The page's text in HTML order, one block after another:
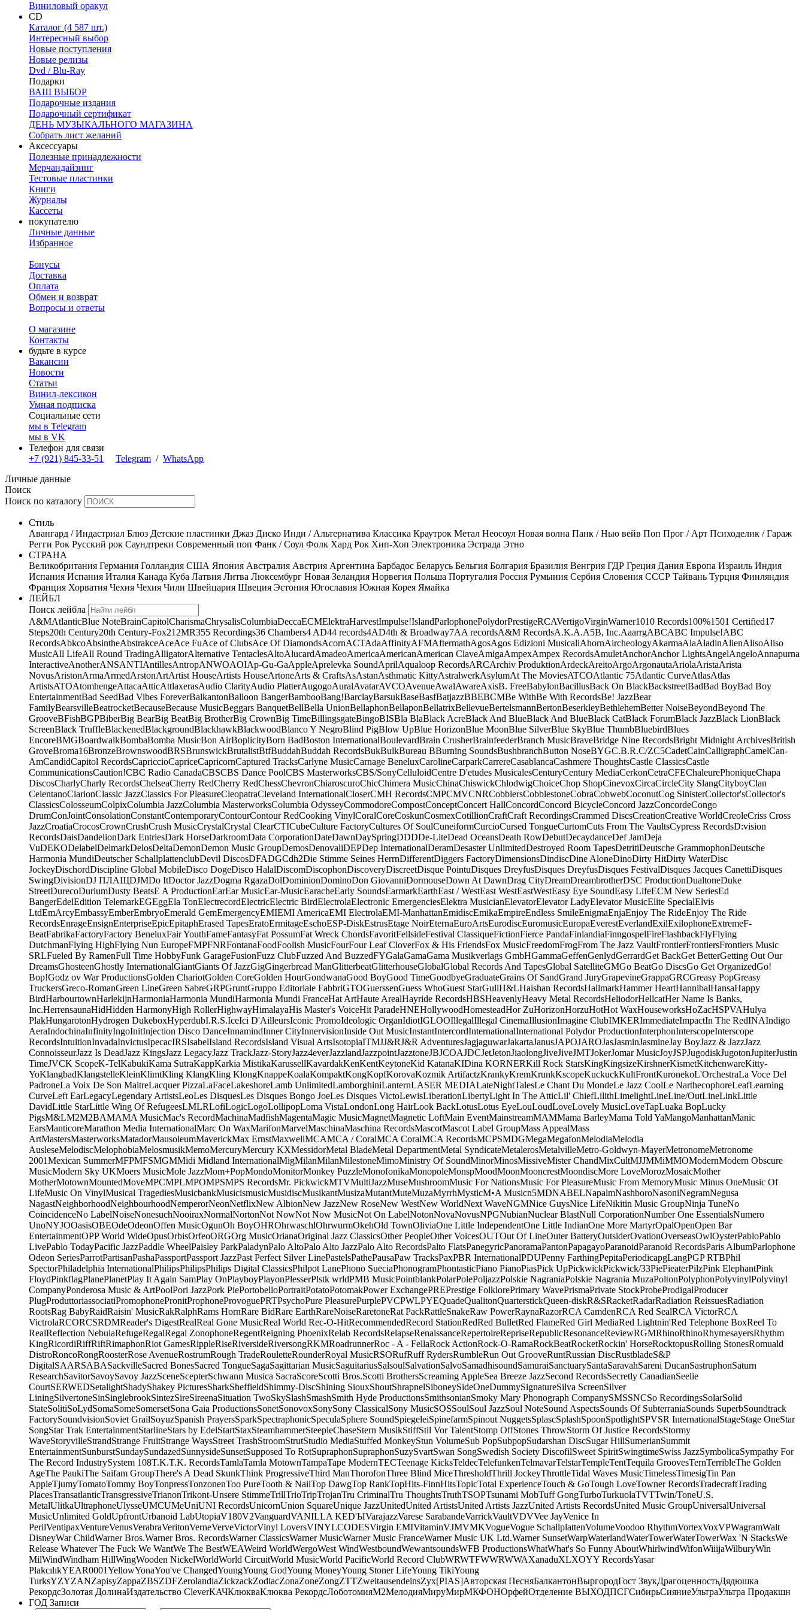
Виниловый оракул
CD
Каталог (4 587 шт.)
Интересный выбор
Новые поступления
Новые релизы
Dvd / Blu-Ray
Подарки
ВАШ ВЫБОР
Подарочные издания
Подарочный сертификат
ДЕНЬ МУЗЫКАЛЬНОГО МАГАЗИНА
Собрать лист желаний
Аксессуары
Полезные принадлежности
Мерчандайзинг
Тестовые пластинки
Книги
Журналы
Кассеты
покупателю
Личные данные
Избранное
Бонусы
Доставка
Оплата
Обмен и возврат
Вопросы и ответы
О магазине
Контакты
будьте в курсе
Вакансии
Новости
Статьи
Винил-лексикон
Умная подписка
Социальные сети
мы в Telegram
мы в VK
Телефон для связи
+7 (921) 845-33-51
Telegram / WhatsApp
Личные данные
Поиск
Поиск по каталогу
Стиль
Авангард / Индастриал Блюз Детские пластинки Джаз Диско Инди / Альтернатива Классика Краутрок Метал Неосоул Новая волна Панк / Нью вейв Поп Прог / Арт Психоделик / Гараж
Регги Рок Русский рок Саундтреки Современный поп Фанк / Соул Фолк Хард Рок Хип-Хоп Электроника Эстрада Этно
СТРАНА
Великобритания Германия Голландия США Япония Австралия Австрия Аргентина Барбадос Беларусь Бельгия Болгария Бразилия Венгрия ГДР Греция Дания Европа Израиль Индия
Испания Испания Италия Канада Куба Латвия Литва Люксембург Новая Зеландия Норвегия Польша Португалия Россия Румыния Сербия Словения СССР Тайвань Турция Финляндия
Франция Хорватия Чехия Чехия Чили Швейцария Швеция Эстония Югославия Южная Корея Ямайка
ЛЕЙБЛ
Поиск лейбла
A&MAtlanticBlue NoteBrainCapitolCharismaChrysalisColumbiaDeccaECMElektraHarvestImpulse!IslandParlophonePolydorPrestigeRCAVertigoVirginWarner1010 Records100%1501 Certified17
Steps20th Century20th Century-Fox21 2MR355 Recordings36 Chambers4 AD44 records4AD4th & Broadway7AA recordsA&M RecordsA.K.A.A5B, Inc.AaarrgABCABC Impulse!ABC
RecordsAbkcoAbsintheAbstrakceAceAce FuAce of ClubsAce Of DiamondsAcornACTAdaAffinityAFMAftermathAgosAgos Edizioni MusicaliAhornAircheologyAkarmaAlaAladinAlienAlisoAliso
MusicAll LifeAll Round TradingAlligatorAlternative TentaclesAltoAlucardAmadeoAmericaAmericanAmerican ClaveAmigaAmpexAmpex RecordsAmuletAnchorAnchor LightsAngelAngeloAnnapurna
InteractiveAnotherANSANTIAntillesAntropANWOAOIAp-Gu-GaAppleAprelevka SoundAprilAqualoop RecordsARCArchiv ProduktionArdeckAreitoArgoArgonautaAriolaAristaArista
NovusAristonArmaArmedArstonArtArtist HouseArtists HouseArtoneArts & CraftsAsAstanAsthmatic KittyAstralwerkAsylumAt The MoviesATCOAtlantic 75Atlantic CurveAtlasAtlas
ArtistsATOAtomhengeAttacaAtticAttlaxerasAudio ClarityAudio PlatterAugogoAuralAvatarAVCOAvenueAwalAwareAxisB. FreeBabylonBacillusBack On BlackBackstreetBadBad BoyBad Boy
EntertainmentBad SeedBad Vibes ForeverBalkantonBalloon BangerBambooBang!BarclayBarsukBaseBasfBatjazzBBEBCMBe WithBe With RecordsBe! JazzBear
FamilyBearsvilleBeatrocketBecauseBecause MusicBeggars BanquetBellBella UnionBellaphonBellaponBellatrixBellevueBertelsmannBertonBeserkleyBethlehemBetter NoiseBeyondBeyond The
GrooveBFishBGPBiberBig BearBig BeatBig BrotherBig CrownBig TimeBillingsgateBingoBISBla BlaBlack AcreBlack And BlueBlack And BlueBlack CatBlack ForumBlack JazzBlack LionBlack
ScreenBlack TruffleBlackenedBlackgroundBlackhawkBlackwoodBlanco Y NegroBlind PigBlow UpBlue HorizonBlue MoonBlue SilverBlue SkyBlue ThumbBluebirdBlues
EncoreBMGBoardwalkBombaBomba MusicBon AirBoplicityBorn BadBoston InternationalBoulevardBrain CrusherBrainfeederBranch MusicBraveBridge Nine RecordsBright Midnight ArchivesBritish
GroveBroma16BronzeBrownswoodBRSBrunswickBrutalistBtfBuddahBuddah RecordsBukBulkBureau BBurning SoundsBushbranchButton NoseBYGC.B.R.C/ZC5CadetCainCalligraphCamelCan-
AmCandidCapitol RecordsCapriccioCapriceCapricornCaptured TracksCarlyne MusicCarnage BeneluxCarolineCarparkCarrereCasablancaCashmere ThoughtsCastle ClassicsCastle
CommunicationsCaution!CBC Radio CanadaCBSCBS Dance PoolCBS MasterworksCBS/SonyCelluloidCentre D'etudes MusicalesCenturyCentury MediaCerkonCetraCFEChaleurePhoniqueChapa
DiscosCharlyCharly RecordsChelseaCherry RedCherry RedChessChevronChiaroscuroChicChimera MusicChinaChiswickChlodwigChoiceChop ShopCinevoxCircaCircleCity SlangCityboyClan
CelentanoClarionClassic JazzClassics For PleasureCleopatraCleveland InternationalCloserCMH RecordsCMPCMVCNRCobblersCobblestoneCobraCobwebCoconutCog SinisterCollector'sCollector's
ClassicsColosseumColpixColumbia JazzColumbia MasterworksColumbia OdysseyCommodoreCompostConceptConcert HallConcordConcord BicycleConcord JazzConcordeCongo
DrumConJointConsolationConstantContemporaryContourContour RedCooking VinylCoralCoreCoskunCosmexCotillionCraftCraft RecordingsCrammed DiscsCreationCreative WorldCreoleCriss Cross
JazzCroatiaCrocosCrownCrushCrush MusicCrystalCrystal ClearCTICubeCulture FactoryCultures Of SoulCuneiformCurcioCursed TongueCurtomCuts From The VaultsCypress RecordsD:vision
RecordsDaisDandelionDark EntriesDark HorseDarkroomData CorporationDateDawnDaySpringDDDDe-LiteDead OceansDeath RowDebutDecaydanceDef JamDeja
VuDEKODelabelDelmarkDelosDeltaDemonDemon Music GroupDemosDenovaliDEPDep InternationalDeramDesaster UnlimitedDestroyed Room TapesDetritiDeutsche GrammophonDeutsche
Harmonia MundiDeutscher SchallplattenclubDevil DiscosDFADGCdh2Die Stimme Seines HerrnDifferentDiggers FactoryDimensionsDindiscDine AloneDinoDirty HitDirty WaterDisc
JockeyDischordDiscipline Global MobileDisco DogeDisco HalalDiscomDiscophonDiscoveryDiscreetDisque PointuDisques DreyfusDisques DreyfusDisques FestivalDisques Jacques CanettiDisques
SwingDivisionDJ ПЛАЩDJMDo ItDoctor JazzDogma RgazaDolDominionDominoDon GiovanniDormouseDown At DawnDrag CityDreamDreambrotherDSC ProductionDualtoneDuke
StreetDurecoDuriumDusty BeatsE A ProductionEarEar MusicEar-MusicEaracheEarly SoundsEarmarkEarthEast / WestEast WestEastWestEasy Eye SoundEasy LifeECM New SeriesEd
BangerEdelEdition TelemarkEGEggEla TonElectrecordElectricElectric BirdElectrolaElectronic EmergenciesElektra MusicianElevatorElevator LadyElevator MusicElite SpecialElvis
LtdEmArcyEmbassyEmberEmbryoEmerald GemEmergencyEMIEMI AmericaEMI ElectrolaEMI-ManhattanEmidiscEmikaEmpireEndless SmileEnigmaEnjaEnjoy The RideEnjoy The Ride
RecordsEnrageEnsignEnterpriseEpicEpitaphErased TapesEratoErmitageEschoESP-DiskEstrusEtage NoirEternaEuroArtsEurodiscEuromusicEuropaEverestEverlandExilExilophoneExtremeF-
BeatFabrikaFactoryFactory BeneluxFair YouthFameFantasyFat PossumFat Wreck ChordsFavoritFellsideFestival ClassiqueFictionFierce PandaFinlandiaFinngospelFireFlashbackFlyFlying
DutchmanFlying HighFlying Nun EuropeFMPFNRFontanaFoodFoolish MusicFourFour Leaf CloverFox & His FriendsFox MusicFreedomFrogFrom The Jazz VaultFrontierFrontiersFrontiers Music
SRLFueled By RamenFull Time HobbyFunk GarageFusionFuzz ClubFuzzed And BuzzedFYGalaGamaGama Musikverlags GmbHGammaGeffenGenlydGerrardGet BackGet BetterGetting Out Our
DreamsGhosteenGhostly InternationalGiantGiants Of JazzGigGingerbread ManGlitterbeatGlitterhouseGlobalGlobal Records And TapesGlobal SatelliteGMGo BeatGo DiscsGo Get OrganizedGo!
Bop!Godz ov War ProductionsGolden ChariotGolden CoreGolden HourGondwanaGood BoyGood TimeGoodbyeGraduateGrains Of SandGrand JuryGrapevineGrappaGRCGreasy PopGreasy
TruckersGreco-RomanGreen LineGreen SabreGRPGruntGruppo Editoriale FabbriGTOGuerssenGuess WhoGuest StarGullH&LHaishan RecordsHallmarkHammer HeartHannibalHansaHappy
BirdHarbourtownHarlekijnHarmoniaHarmonia MundiHarmonia Mundi FranceHat ArtHaute ArealHayride RecordsHBSHeavenlyHeavy Metal RecordsHeliodorHellcatHer Name Is Banks,
Inc.HerrensaunaHidHidden HarmonyHigh RollerHighwayHimalayaHis Master's VoiceHit ParadeHNEHollywoodHomesteadHor ZuHorizonHorzuHotHot WaxHouseworksHoZacHSPVAHulya
PlakHungarotonHydrogen DukeboxHyperdubI.R.S.IceIci D'AilleursIconic PromoIdeologic OrganIdiotIGLOOIllegalIllegal CinemaIllusionImagine ClubIMKERImmediateImpactIn The RedINAIndigo
AeraIndochinaInfinityIngoInitInjection Disco DanceInnamindInner CityInnervisionInside Out MusicInstantIntercordInternationalInternational Polydor ProductionInterphonInterscopeInterscope
RecordsIntuitionInvadaInvictusIpecacIRSIsabelIsland RecordsIsland Visual ArtsIsotopiaITMJJ&RJ&R AdventuresJagjaguwarJakartaJanusJAPOJAROJasJasminJasmineJay BoyJazz & JazzJazz
ConnoisseurJazz Is DeadJazz KingsJazz LegacyJazz TrackJazz-StoryJazz4everJazzlandJazzpointJazztoneJBJCOAJDCJetJetonJiaolongJiveJiveJMTJokerJomar MusicJoyJSPJugodiskJugotonJupiterJustin
TimeJVCK ScopeK-TelKabukiKama SutraKappKarkia MistikaKarussellKavardakKenKentKeytoneKid KatanaKIDina KORNERKill Rock StarsKingKingsizeKirshnerKismetKitchenwareKitty-
YoKlangbadKlangstelleKleinKlimtKling KlangKling KlongKnappeKoalaKompaktKongKopfKorovaKozmik ArtifactzKrankyKremKrunkKscopeKuckuckKultFrontKuronekoL'OrchestraLa Voce Del
PadroneLa Voix De Son MaitreLacquer PizzaLaFaceLakeshoreLamb UnlimitedLamborghiniLanternLASER MEDIALateNightTalesLe Chant Du MondeLe Jazz CoolLe NarthecophoreLeafLearning
CurveLeft EarLegacyLegendary ArtistsLeoLes DisquesLes Disques Bongo JoeLes Disques VictoLewisLiberationLibertyLight In The AtticLil' ChiefLilithLimelightLineLine/OutLineLinkLittle
DavidLittle StarLittle Wing Of RefugeesLMLRLofiLogicLogoLollipopLoma VistaLondonLong HairLook BackLotusLotus EyeLouLoudLoveLovely MusicLoveTapLuaka BopLucky
PigsM&LM2M2BAMAMA MusicMac's RecordMachinaMadfishMagentaMagic MusicMagnetMagnetic LoftMain EventMainstreamMAMMama BarleyMama Told YaMangoManhattanManic
EarsManticoreMarathon Media InternationalMarc On WaxMarifonMarvelMaschinaMaschina RecordsMascotMascot Label GroupMass AppealMass
ArtMastersMasterworksMatadorMausoleumMaverickMax ErnstMaxwellMCAMCA / CoralMCA CoralMCA RecordsMCPSMDGMegaMegafonMelodiaMelodia
AusleseMelodiscMelophobiaMelosmusikMemoMercuryMercury KXMessidorMetal BladeMetal DepartmentMetal SyndicateMetalerosMetalvilleMetro-Goldwyn-MayerMetronomeMetronome
2001Mexican SummerMFPMFSMGMMidi Midland InternationalMigMilanMilanMilestoneMimoMinistry Of SoundMinorMinosMissiveMister ChandMixCultMJJMMiMMOModernModern Obscure
MusicModern Sky UKMoers MusicMole JazzMom+PopMondoMonitorMonkey PuzzleMonofonikaMonopoleMonspMoodMoonMooncrestMoondiscMore LoveMorozMosaicMother
MotherMotownMountedMoveMPCMPLMPOMPSMPS RecordsMr. PickwickMTVMultiJazzMuseMushroomMusic For NationsMusic For PleasureMusic From MemoryMusic Minus OneMusic Of
LifeMusic On VinylMusical TragediesMusicbankMusicismusicMusidiscMusikantMusizaMutantMuteMuzaMyrrhMysticM•A Musicn5MDNABELNapalmNashboroNasoniNegramNegusa
NagastNeighborhoodNeighbourhoodNemperorNeonNetflixNew AlbionNew JazzNew RoseNew WestNew WorldNext WaveNGMNice GuysNice LifeNikitin Music GroupNinja TuneNo
CoincidenceNo LabelNoiseNonesuchNooiraxNormalNortonNot NowNot Now MusicNot On LabelNotonNovaNovusNPGNubianNuclear BlastNull CorporationNumber One EssentialsNumero
UnoNYJOOasisOBEOdeOdeonOffen MusicOgunOh BoyOHROhrwaschlOhrwurmOkehOld TownOliviaOne Little IndependentOne Little IndianOne More MartyrOpalOpenOpen Bar
EntertainmentOPP World WideOpusOrbisOrfeoORGOrg MusicOrianaOriginal Jazz ClassicsOther PeopleOther VoicesOUTOut Of LineOuter BatteryOutsiderOvationOverseasOwlOysterPabloPablo
LivePablo TodayPacific JazzPaddle WheelPaisley ParkPaladynPalo AltoPalo Alto JazzPalo Alto RecordsPalto FlatsPanegyricPanoramaPantonPapagayoParanoidParanoid RecordsParis AlbumParlophone
Odeon SeriesParrotPartisanPashaPassportPassport JazzPast Perfect Silver LinePastelsPathePausaPaw TracksPaxPBR InternationalPDUPenny FarthingPepitaPeriodicapgLangPGP RTBPhil
SpectorPhiladelphia InternationalPhilipsPhilipsPhilips Digital ClassicsPhilpot LanePhono SueciaPhonogramPhontasticPiano PianoPiasPick UpPickwickPickwick/33PiePieaterPilzPink ElephantPink
FloydPinkflagPlanePlanetPlay It Again SamPlay OnPlayboyPlayonPlesserPlstk wrldPMB MusicPointblankPolarPolePoljazzPolskie NagraniaPolskie Nagrania MuzaPoltonPolyphonPolyvinylPolyvinyl
CompanyPonderosa Music & ArtPoolPori JazzPork PiePortobelloPortraitPotatoPotomakPower ExchangePREPrestige FolklorePrimary WavePrismaPrivate StockProbeProdigalProducer
PlugProduttoriassociatiPromophonePronitProphoneProvoguePRTPsychoPure PleasurePurplePVCPWLPYEQuadeQualitonQuarterstickQueen-diskR&SRacketRadarRadiation ReissuesRadiation
RootsRag BabyRaidRaisin' MusicRakRalphRams HornRare BidRare EarthRareNoiseRaretoneRat PackRattleSnakeRaw PowerRaynaRazorRCA CamdenRCA Red SealRCA VictorRCA
VictrolaRCORCSRDMReader's DigestRealReal Gone MusicReal World Rec-O-HitRecommendedRecord StationRedRed BulletRed FlameRed Girl MediaRed Lightnin'Red Telephone BoxReel To
RealReflection NebulaRefugeRegalRegal ZonophoneRegentReigning PhoenixRelab RecordsRelapseRenaissanceRepertoireRepriseRepublicResonanceReviewRGMRhinoRhinoRhymesayersRhythm
KingRicordiRiffRiftRimaphonRiot GamesRippleRiseRiversideRiversongRKMRoadrunnerRoc - A - FellaRock ActionRock-O-RamaRockBeatRocketRockin' HorseRocktopusRolling StonesRomuald
DistroRoncoRongRoosterRose AvenueRostrumRough TradeRouletteRounderRoyal MusicRSORufRuff RydersRumbleRun Out GrooveRuntRussian DiscRustbladeS&P
DigitalSAARSABASackvilleSacred BonesSacred TongueSagaSagittarian MusicSaguitariusSalsoulSalvationSalvoSamadhisoundSamuraiSanctuarySantaSaravahSareni DucanSastruphonSaturn
ResearchSavitorSavoySavoy JazzSceneScepterSchwann Musica SacraScoreScotti Bros.Scotti BrothersScreaming AppleSea Breeze JazzSecond RecordsSecretly CanadianSeelie
CourtSERWEDSetalightShadyShakey PicturesSharkSheffieldShimmy-DiscShining SiouxShoutShrapnelSiboneySideOneDummySignatureSilva ScreenSilver
LiningSilvertoneSinSinglebrookSintezSireSireenaSituation TwoSkySlashSmashSmith Hyde ProductionsSmithsonianSmoky Mary Phonograph CompanySMSSNCSo RecordingsSolarSolid
StateSolitiSoLydSomaSomeSomersetSona Gaia ProductionsSonetSonovoxSonySony ClassicalSony MusicSOSSoulSoul JazzSoul NoteSound AspectsSounds Of SubterraniaSounds SuperbSoundtrack
FactorySoundvisionSoviet GrailSoyuzSpanish PrayersSparkSpectraphonicSpeculaSphere SoundSpiegeleiSpinefarmSpinout NuggetsSplascSplashSpoonSpotlightSPVSR InternationalStageStage OneStar
SongStar Trak EntertainmentStarlineStars by EdelStartStaxSteamhammerSteepleChaseStern MusikStiffStil Vor TalentStomp OffStones ThrowStorm Of Justice RecordsStormy
WaveStoryvilleStrandStrange FruitStrange WaysStreet TrashStroomStrutStudio MediaStuffed MonkeyStun VolumeSub PopSubpopSudarshan DiscSugar HillSumerianSummit
EntertainmentSunburstSundaySundazedSunnysideSunsetSupposed To RotSupraphonSupraphonSuzySvartSwan SongSwedish Society DiscofilSweet SpiritSwingtimeSwiss JazzSymbolicaSympathy For
The Record IndustrySystem 108T.K.T.K. RecordsTamlaTamla MotownTampaTape ModernTECTeenage KicksTeldecTelefunkenTelmavarTelstarTempleTentTequila GroovesTernTerribleThe Golden
AgeThe PaukiThe Saifam GroupThere's A Dead SkunkThink ProgressiveThird ManThorofonThree Blind MiceThresholdThrill JockeyThrottleTidal Waves MusicTimelessTimesigTin Pan
AppleTjumyTomatoTommy BoyTonpressTonzonenToo PureTooth & NailTop DawgTop RankTopHits-FinnHitsTopicTotal ExperienceTouch & GoTough LoveTowner RecordsTradecraftTrading
PlacesTransatlanticTransgressiveTrianonTrikont-Unsere StimmeTrillTrioTripTrojanTru CriminalTru ThoughtsTruthTSOPTsunami MobTuff GongTurboTurkuolaTVTTwin/ToneU.S.
MetalUlitkaUltraphoneUlysseUMCUMeUniUNI RecordsUnicornUnion SquareUnique JazzUnitedUnited ArtistsUnited Artists JazzUnited Artists RecordsUnited Music GroupUniversalUniversal
MusicUnlimited GoldUpfrontUrbanoid LabUtopiaV180V2VanguardVANILLA KED'ЫVarajazzVarese SarabandeVarrickVaultVDVVee JayVenice In
PerilVentipaxVentureVenusVerabraVeritonVerneVerveVictorVinyl LoversVINYLCODESVirgin EMIVitaminVJMVMKVogueVogue SchallplattenVolumeVoodoo RhythmVortexVoxVPWagramWalt
DisneyWar ChildWarner Bros.Warner Bros. RecordsWarner ClassicsWarner MusicWarner Music FranceWarner Music UK Ltd.Warner SunsetWarpWaterlandWaterTowerWaterTowerWax 'N StacksWe
Release Whatever The Fuck We WantWe The BestWEAWeird WorldWergoWest WindWestboundWewantsoundsWFB ProductionsWhatWhat's So Funny AboutWhirlwindWifonWiiijaWilburyWin
MilWindWindham HillWingWooden NickelWorldWorld CircuitWorld MusicWorld PacificWorld Record ClubWRWTFWWRWWAXanaduXLXOYY RecordsYasar
PlakcılıkYEAR0001YellowYonaYou've ChangedYoungYoung GodYoung MoneyYoung Stoner LifeYoung TikiYoung
TurksYZYZANZapisyZappaZBSZDFZerolandiaZickzackZodiacZonaZoneZongZTTZweitausendeinsZyx[PIAS]Авторская ПесняБалкантонВыргородГост ЗвукДрагоценностьДядюшка
РекордсЗолотая ДолинаИздательство CleverКАЧКлюкваКлюква РекордсЛоботомияМ2МелодияМируМирМКФОНОрфейОтделение ВЫХОДПСГСибирьСияниеУльтраУльтра Продакшн
ГОД Записи